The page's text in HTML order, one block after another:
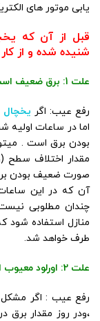
یابی موتور های
قبل از آن که
شنیده شده و از
علت 1: برق ضعیف است
رفع عیب: اگر یخچال
اما در ساعات
بودن برق است .
مقدار اختلاف سطح
صورت ضعیف بودن
آن که در این
چندان مطلوبی
منازل استفاده شود
طرف خواهد شد.
علت 2: اورلود معیوب است.
رفع عیب : اگر مشکل
،ودر روز مقدار برق